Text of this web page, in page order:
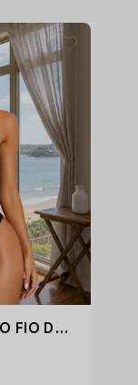
BODY SENSUAL SEM BOJO FIO DENTAL CAVADO EM LYCRA FITNESS - SUPINO